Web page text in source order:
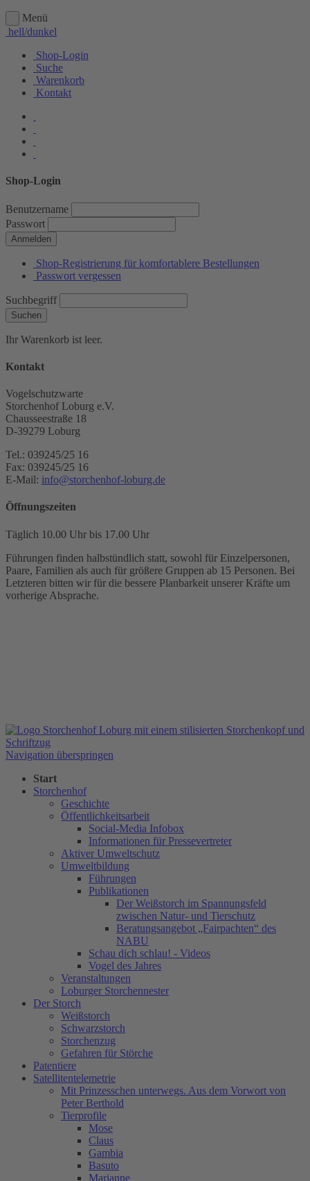
Menü
hell/dunkel
Shop-Login
Suche
Warenkorb
Kontakt
Shop-Login
Benutzername
Passwort
Anmelden
Shop-Registrierung für komfortablere Bestellungen
Passwort vergessen
Suchbegriff
Suchen
Ihr Warenkorb ist leer.
Kontakt
Vogelschutzwarte
Storchenhof Loburg e.V.
Chausseestraße 18
D-39279 Loburg
Tel.: 039245/25 16
Fax: 039245/25 16
E-Mail: info@storchenhof-loburg.de
Öffnungszeiten
Täglich 10.00 Uhr bis 17.00 Uhr
Führungen finden halbstündlich statt, sowohl für Einzelpersonen,
Paare, Familien als auch für größere Gruppen ab 15 Personen. Bei
Letzteren bitten wir für die bessere Planbarkeit unserer Kräfte um
vorherige Absprache.
Navigation überspringen
Start
Storchenhof
Geschichte
Öffentlichkeitsarbeit
Social-Media Infobox
Informationen für Pressevertreter
Aktiver Umweltschutz
Umweltbildung
Führungen
Publikationen
Der Weißstorch im Spannungsfeld
zwischen Natur- und Tierschutz
Beratungsangebot „Fairpachten“ des
NABU
Schau dich schlau! - Videos
Vogel des Jahres
Veranstaltungen
Loburger Storchennester
Der Storch
Weißstorch
Schwarzstorch
Storchenzug
Gefahren für Störche
Patentiere
Satellitentelemetrie
Mit Prinzesschen unterwegs. Aus dem Vorwort von
Peter Berthold
Tierprofile
Mose
Claus
Gambia
Basuto
Marianne